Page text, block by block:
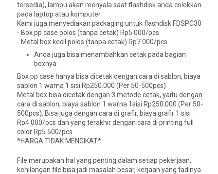
tersedia), lampu akan menyala saat flashdisk anda colokkan
pada laptop atau komputer.
Kami juga menyediakan packaging untuk flashdisk FDSPC30
- Box pp case polos (tanpa cetak) Rp5.000/pcs
- Metal box kecil polos (tanpa cetak) Rp7.000/pcs
Anda juga bisa menambahkan cetak pada bagian
boxnya.
Box pp case hanya bisa dicetak dengan cara di sablon, biaya
sablon 1 warna 1 sisi Rp250.000 (Per 50-500pcs)
Metal box bisa dicetak dengan 3 metode cetak, yaitu dengan
cara di sablon, biaya sablon 1 warna 1sisi Rp250.000 (Per 50-
500pcs). Bisa juga dengan cara di grafir, biaya grafir 1 sisi
Rp4.000/pcs dan yang terakhir dengan cara di printing full
color Rp5.500/pcs.
*HARGA TIDAK MENGIKAT*
File merupakan hal yang penting dalam setiap pekerjaan,
kehilangan file bisa jadi masalah besar, kerjaan yang tadinya